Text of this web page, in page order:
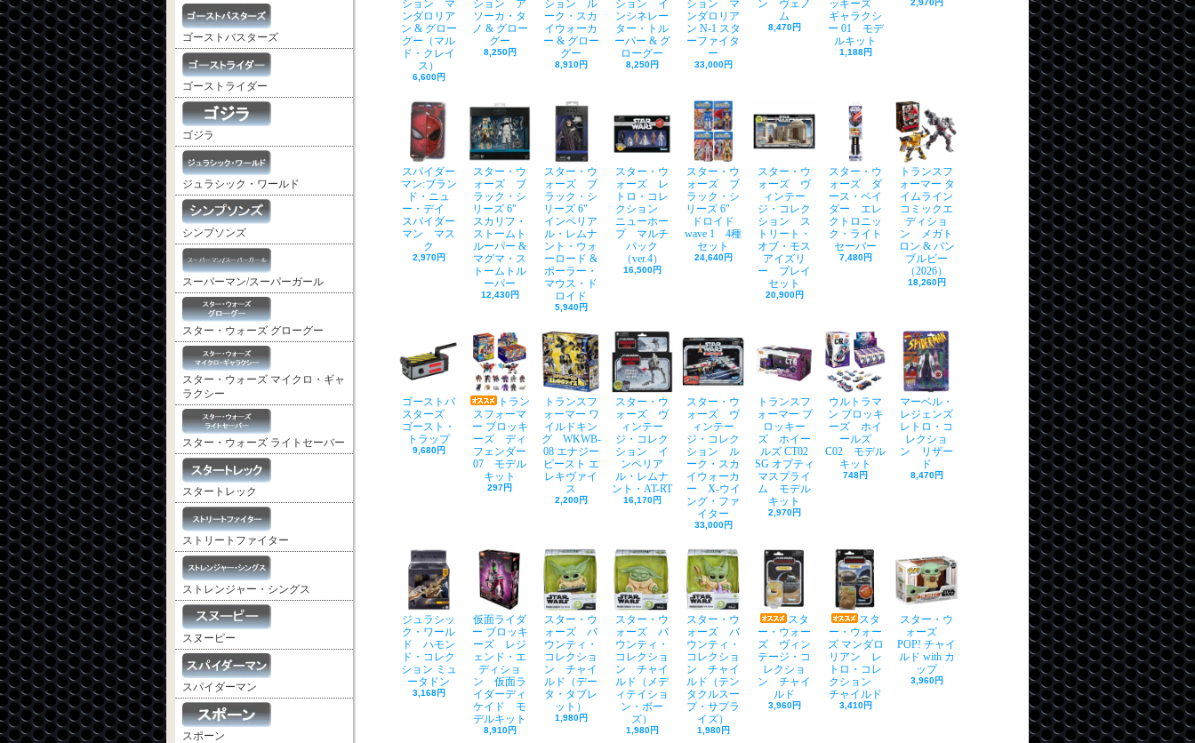
ゴーストバスターズ
ゴーストライダー
ゴジラ
ジュラシック・ワールド
シンプソンズ
スーパーマン/スーパーガール
スター・ウォーズ グローグー
スター・ウォーズ マイクロ・ギャ
ラクシー
スター・ウォーズ ライトセーバー
スタートレック
ストリートファイター
ストレンジャー・シングス
スヌーピー
スパイダーマン
スポーン
ション マ
ンダロリア
ン & グロー
グー（マル
ド・クレイ
ス）
6,600円
ション ア
ソーカ・タ
ノ & グロー
グー
8,250円
ション ル
ーク・スカ
イウォーカ
ー & グロー
グー
8,910円
ション イ
ンシネレー
ター・トル
ーパー & グ
ローグー
8,250円
ション マ
ンダロリア
ン N-1 スタ
ーファイタ
ー
33,000円
ン ヴェノ
ム
8,470円
ッキーズ
ギャラクシ
ー 01 モデ
ルキット
1,188円
2,970円
スパイダー
マン:ブラン
ド・ニュ
ー・デイ
スパイダー
マン マス
ク
2,970円
スター・ウ
ォーズ ブ
ラック・シ
リーズ 6"
スカリフ・
ストームト
ルーパー &
マグマ・ス
トームトル
ーパー
12,430円
スター・ウ
ォーズ ブ
ラック・シ
リーズ 6"
インペリア
ル・レムナ
ント・ウォ
ーロード &
ポーラー・
マウス・ド
ロイド
5,940円
スター・ウ
ォーズ レ
トロ・コレ
クション
ニューホー
プ マルチ
パック
（ver.4）
16,500円
スター・ウ
ォーズ ブ
ラック・シ
リーズ 6"
ドロイド
wave 1 4種
セット
24,640円
スター・ウ
ォーズ ヴ
ィンテー
ジ・コレク
ション ス
トリート・
オブ・モス
アイズリ
ー プレイ
セット
20,900円
スター・ウ
ォーズ ダ
ース・ベイ
ダー エレ
クトロニッ
ク・ライト
セーバー
7,480円
トランスフ
ォーマー タ
イムライン
コミックエ
ディショ
ン メガト
ロン & バン
ブルビー
（2026）
18,260円
ゴーストバ
スターズ
ゴースト・
トラップ
9,680円
トラン
スフォーマ
ー ブロッキ
ーズ ディ
フェンダー
07 モデル
キット
297円
トランスフ
ォーマー ワ
イルドキン
グ WKWB-
08 エナジー
ビースト エ
レキヴァイ
ス
2,200円
スター・ウ
ォーズ ヴ
ィンテー
ジ・コレク
ション イ
ンペリア
ル・レムナ
ント・AT-RT
16,170円
スター・ウ
ォーズ ヴ
ィンテー
ジ・コレク
ション ル
ーク・スカ
イウォーカ
ー X-ウイ
ング・ファ
イター
33,000円
トランスフ
ォーマー ブ
ロッキー
ズ ホイー
ルズ CT02
SG オプティ
マスプライ
ム モデル
キット
2,970円
ウルトラマ
ン ブロッキ
ーズ ホイ
ールズ
C02 モデル
キット
748円
マーベル・
レジェンズ
レトロ・コ
レクショ
ン リザー
ド
8,470円
ジュラシッ
ク・ワール
ド ハモン
ド・コレク
ション ミュ
ータドン
3,168円
仮面ライダ
ー ブロッキ
ーズ レジ
ェンド・エ
ディショ
ン 仮面ラ
イダーディ
ケイド モ
デルキット
8,910円
スター・ウ
ォーズ バ
ウンティ・
コレクショ
ン チャイ
ルド（デー
タ・タブレ
ット）
1,980円
スター・ウ
ォーズ バ
ウンティ・
コレクショ
ン チャイ
ルド（メデ
ィテイショ
ン・ポー
ズ）
1,980円
スター・ウ
ォーズ バ
ウンティ・
コレクショ
ン チャイ
ルド（テン
タクルスー
プ・サプラ
イズ）
1,980円
スタ
ー・ウォー
ズ ヴィン
テージ・コ
レクショ
ン チャイ
ルド
3,960円
スタ
ー・ウォー
ズ マンダロ
リアン レ
トロ・コレ
クション
チャイルド
3,410円
スター・ウ
ォーズ
POP! チャイ
ルド with カ
ップ
3,960円